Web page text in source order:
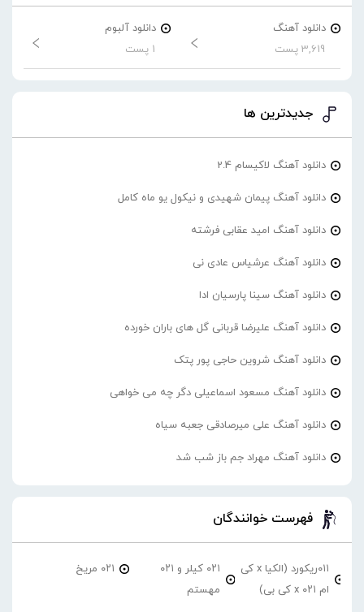
دانلود آهنگ
3,619 پست
دانلود آلبوم
1 پست
جدیدترین ها
دانلود آهنگ لاکیسام 2.4
دانلود آهنگ پیمان شهیدی و نیکول یو ماه کامل
دانلود آهنگ امید عقابی فرشته
دانلود آهنگ عرشیاس عادی نی
دانلود آهنگ سینا پارسیان ادا
دانلود آهنگ علیرضا قربانی گل های باران خورده
دانلود آهنگ شروین حاجی پور پتک
دانلود آهنگ مسعود اسماعیلی دگر چه می خواهی
دانلود آهنگ علی میرصادقی جعبه سیاه
دانلود آهنگ مهراد جم باز شب شد
فهرست خوانندگان
۰۱۱ریکورد (الکیا x کی
ام ۰۲۱ x کی بی)
۰۲۱ کیلر و ۰۲۱
مهستم
۰۲۱ مریخ